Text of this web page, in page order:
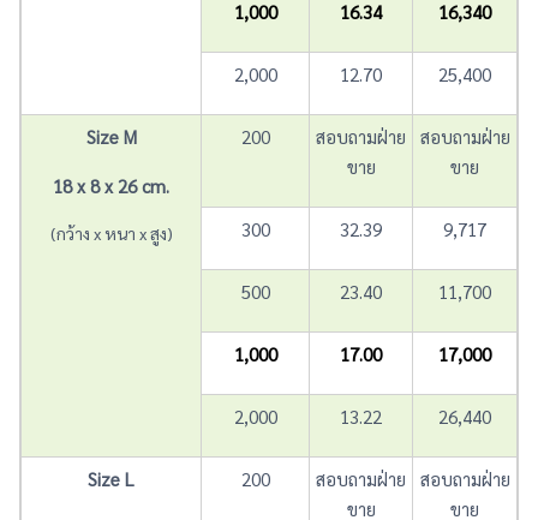
1,000 16.34 16,340
2,000 12.70 25,400
Size M
18 x 8 x 26 cm.
(กว้าง x หนา x สูง)
200
สอบถามฝ่าย
ขาย
สอบถามฝ่าย
ขาย
300 32.39 9,717
500 23.40 11,700
1,000 17.00 17,000
2,000 13.22 26,440
Size L 200
สอบถามฝ่าย
ขาย
สอบถามฝ่าย
ขาย